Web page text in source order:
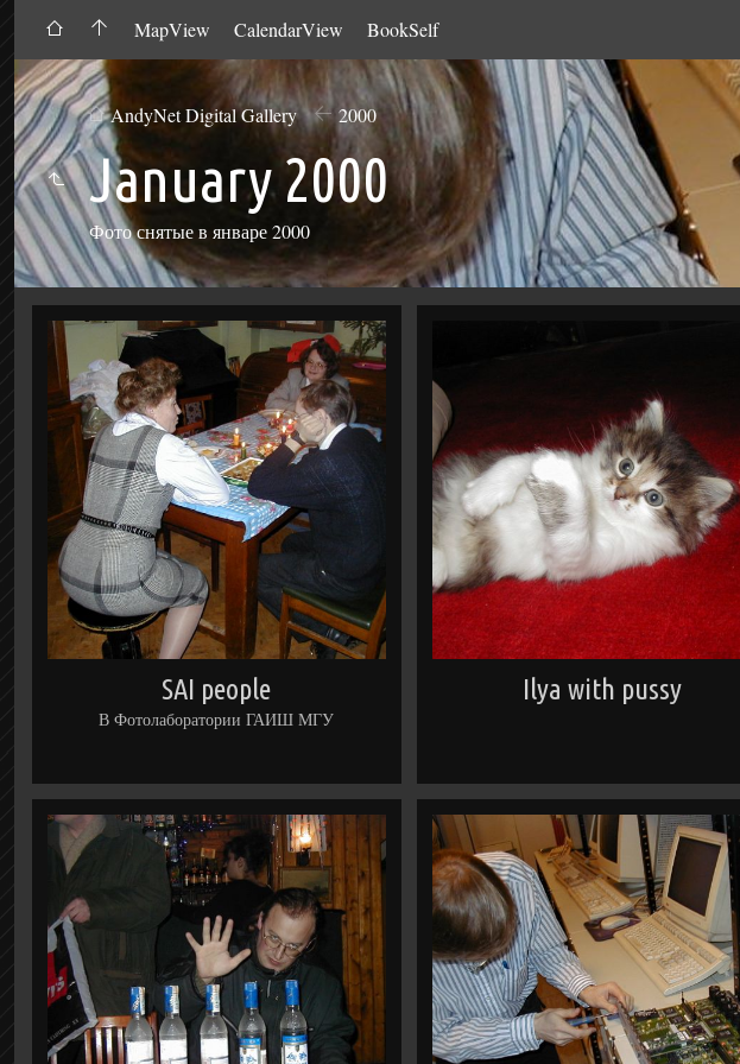
MapView CalendarView BookSelf
AndyNet Digital Gallery 2000
January 2000
Фото снятые в январе 2000
SAI people
В Фотолаборатории ГАИШ МГУ
Ilya with pussy